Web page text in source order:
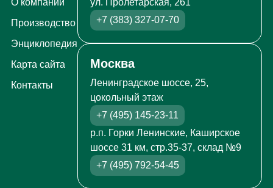
О компании
Производство
Энциклопедия
Карта сайта
Контакты
ул. Пролетарская, 261
+7 (383) 327-07-70
Москва
Ленинградское шоссе, 25,
цокольный этаж
+7 (495) 145-23-11
р.п. Горки Ленинские, Каширское
шоссе 31 км, стр.35-37, склад №9
+7 (495) 792-54-45